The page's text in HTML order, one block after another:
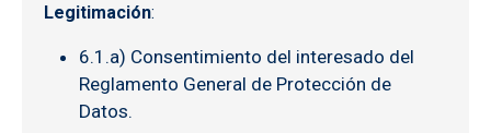
Legitimación:
6.1.a) Consentimiento del interesado del
Reglamento General de Protección de
Datos.